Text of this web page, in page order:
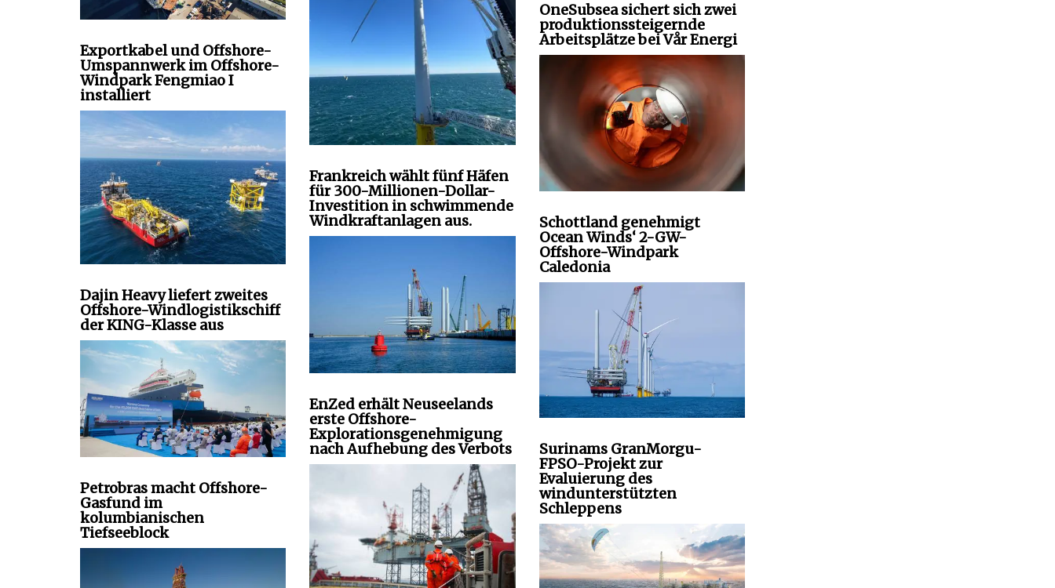
Exportkabel und Offshore-
Umspannwerk im Offshore-
Windpark Fengmiao I
installiert
Dajin Heavy liefert zweites
Offshore-Windlogistikschiff
der KING-Klasse aus
Petrobras macht Offshore-
Gasfund im
kolumbianischen
Tiefseeblock
Frankreich wählt fünf Häfen
für 300-Millionen-Dollar-
Investition in schwimmende
Windkraftanlagen aus.
EnZed erhält Neuseelands
erste Offshore-
Explorationsgenehmigung
nach Aufhebung des Verbots
OneSubsea sichert sich zwei
produktionssteigernde
Arbeitsplätze bei Vår Energi
Schottland genehmigt
Ocean Winds‘ 2-GW-
Offshore-Windpark
Caledonia
Surinams GranMorgu-
FPSO-Projekt zur
Evaluierung des
windunterstützten
Schleppens